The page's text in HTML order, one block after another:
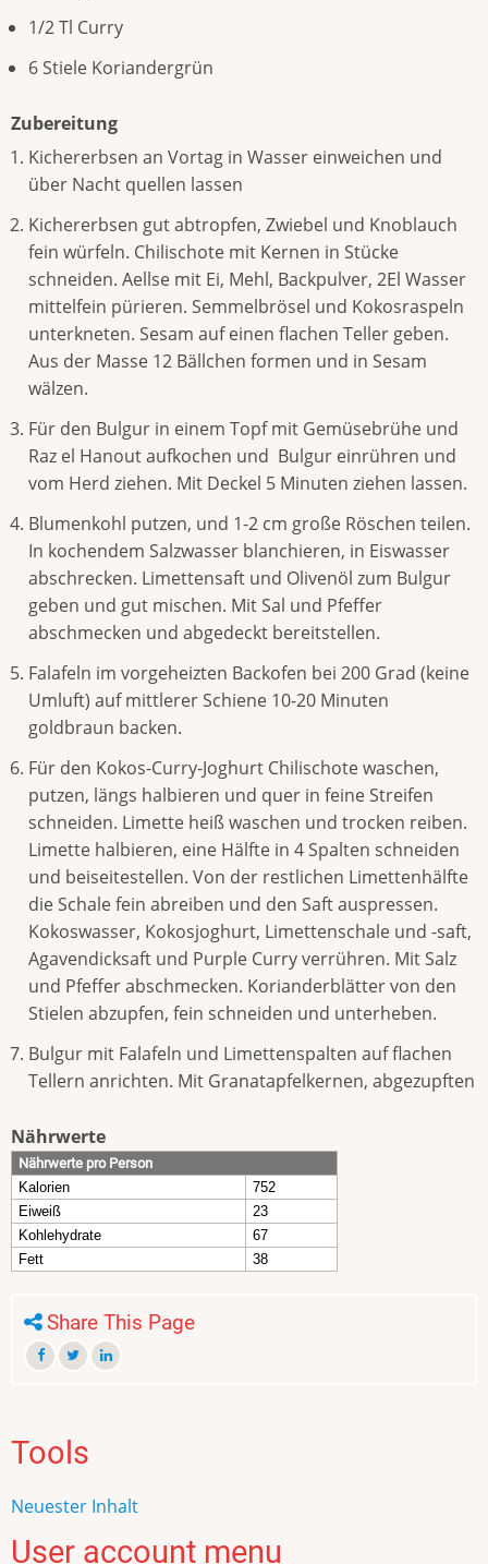
1/2 Tl Curry
6 Stiele Koriandergrün
Zubereitung
Kichererbsen an Vortag in Wasser einweichen und
über Nacht quellen lassen
Kichererbsen gut abtropfen, Zwiebel und Knoblauch
fein würfeln. Chilischote mit Kernen in Stücke
schneiden. Aellse mit Ei, Mehl, Backpulver, 2El Wasser
mittelfein pürieren. Semmelbrösel und Kokosraspeln
unterkneten. Sesam auf einen flachen Teller geben.
Aus der Masse 12 Bällchen formen und in Sesam
wälzen.
Für den Bulgur in einem Topf mit Gemüsebrühe und
Raz el Hanout aufkochen und Bulgur einrühren und
vom Herd ziehen. Mit Deckel 5 Minuten ziehen lassen.
Blumenkohl putzen, und 1-2 cm große Röschen teilen.
In kochendem Salzwasser blanchieren, in Eiswasser
abschrecken. Limettensaft und Olivenöl zum Bulgur
geben und gut mischen. Mit Sal und Pfeffer
abschmecken und abgedeckt bereitstellen.
Falafeln im vorgeheizten Backofen bei 200 Grad (keine
Umluft) auf mittlerer Schiene 10-20 Minuten
goldbraun backen.
Für den Kokos-Curry-Joghurt Chilischote waschen,
putzen, längs halbieren und quer in feine Streifen
schneiden. Limette heiß waschen und trocken reiben.
Limette halbieren, eine Hälfte in 4 Spalten schneiden
und beiseitestellen. Von der restlichen Limettenhälfte
die Schale fein abreiben und den Saft auspressen.
Kokoswasser, Kokosjoghurt, Limettenschale und -saft,
Agavendicksaft und Purple Curry verrühren. Mit Salz
und Pfeffer abschmecken. Korianderblätter von den
Stielen abzupfen, fein schneiden und unterheben.
Bulgur mit Falafeln und Limettenspalten auf flachen
Tellern anrichten. Mit Granatapfelkernen, abgezupften
Nährwerte
Nährwerte pro Person
Kalorien
752
Eiweiß
23
Kohlehydrate
67
Fett
38
Share This Page
Tools
Neuester Inhalt
User account menu